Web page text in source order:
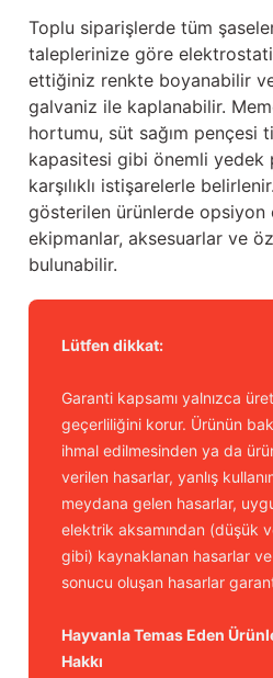
Toplu siparişlerde tüm
taleplerinize göre
ettiğiniz renkte boyanabilir
galvaniz ile kaplanabilir.
hortumu, süt sağım pençesi
kapasitesi gibi önemli yedek
karşılıklı istişarelerle
gösterilen ürünlerde opsiyon
ekipmanlar, aksesuarlar ve
bulunabilir.
Lütfen dikkat:
Garanti kapsamı yalnızca
geçerliliğini korur. Ürünün
ihmal edilmesinden ya da
verilen hasarlar, yanlış
meydana gelen hasarlar,
elektrik aksamından (düşük
gibi) kaynaklanan hasarlar ve
sonucu oluşan hasarlar
Hayvanla Temas Eden
Hakkı